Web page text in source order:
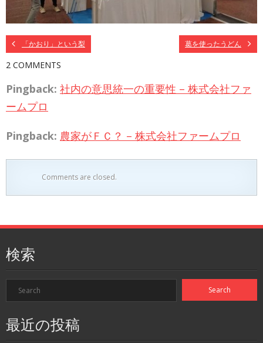
「かおり」という梨 葛を使ったうどん
2 COMMENTS
Pingback: 社内の意思統一の重要性 – 株式会社ファ
ームプロ
Pingback: 農家がＦＣ？ – 株式会社ファームプロ
Comments are closed.
検索
最近の投稿